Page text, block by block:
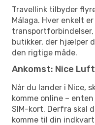
Travellink tilbyder
Málaga. Hver enkelt
butikker, der hjælper
den rigtige måde.
Ankomst: Nice
Når du lander i Nice,
komme online –
SIM-kort. Derfra skal
komme til din